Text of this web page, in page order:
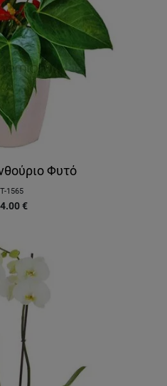
Φυτό
1565
€